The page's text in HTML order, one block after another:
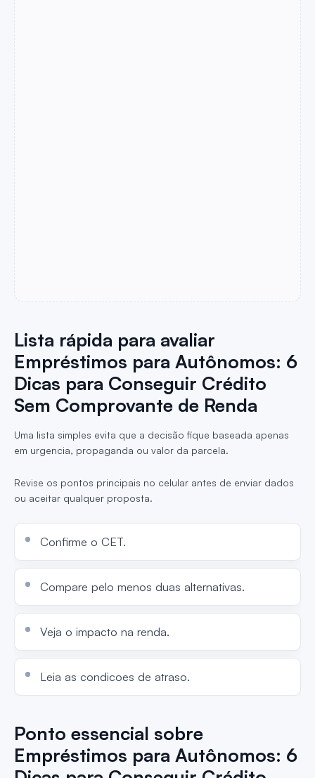
Lista rápida para avaliar
Empréstimos para Autônomos: 6
Dicas para Conseguir Crédito
Sem Comprovante de Renda
Uma lista simples evita que a decisão fique baseada apenas
em urgencia, propaganda ou valor da parcela.
Revise os pontos principais no celular antes de enviar dados
ou aceitar qualquer proposta.
Confirme o CET.
Compare pelo menos duas alternativas.
Veja o impacto na renda.
Leia as condicoes de atraso.
Ponto essencial sobre
Empréstimos para Autônomos: 6